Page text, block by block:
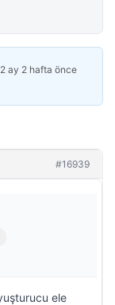
2 ay 2 hafta önce
#16939
ele